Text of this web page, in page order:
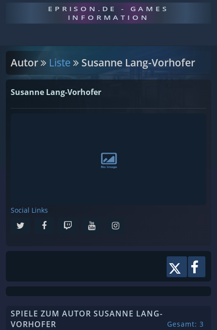
EPRISON.DE - GAMES
INFORMATION
Autor Liste Susanne Lang-Vorhofer
Susanne Lang-Vorhofer
Social Links
SPIELE ZUM AUTOR SUSANNE LANG-
VORHOFER
Gesamt: 3